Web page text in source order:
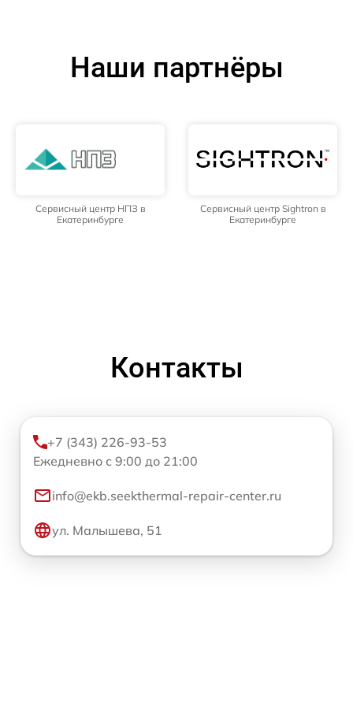
Наши партнёры
Сервисный центр НПЗ в
Екатеринбурге
Сервисный центр Sightron в
Екатеринбурге
Контакты
+7 (343) 226-93-53
Ежедневно с 9:00 до 21:00
info@ekb.seekthermal-repair-center.ru
ул. Малышева, 51